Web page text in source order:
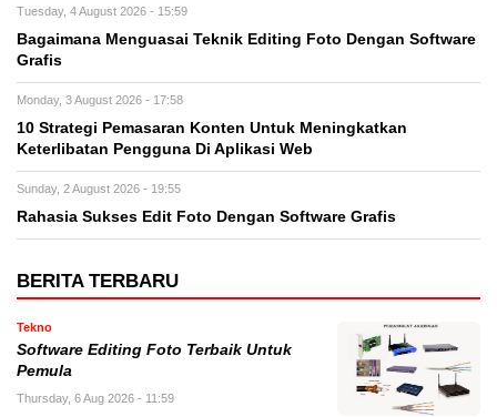
Tuesday, 4 August 2026 - 15:59
Bagaimana Menguasai Teknik Editing Foto Dengan Software
Grafis
Monday, 3 August 2026 - 17:58
10 Strategi Pemasaran Konten Untuk Meningkatkan
Keterlibatan Pengguna Di Aplikasi Web
Sunday, 2 August 2026 - 19:55
Rahasia Sukses Edit Foto Dengan Software Grafis
BERITA TERBARU
Tekno
Software Editing Foto Terbaik Untuk
Pemula
Thursday, 6 Aug 2026 - 11:59